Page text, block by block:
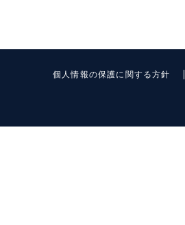
個人情報の保護に関する方針